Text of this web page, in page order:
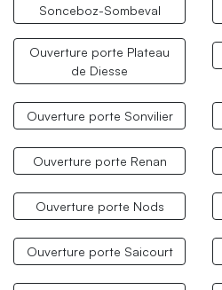
Sonceboz-Sombeval
Ouverture porte Plateau
de Diesse
Ouverture porte Sonvilier
Ouverture porte Renan
Ouverture porte Nods
Ouverture porte Saicourt